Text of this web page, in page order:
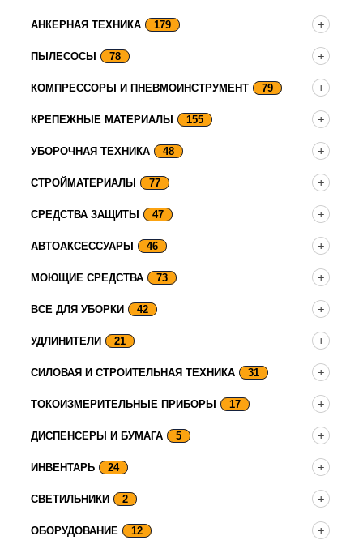
АНКЕРНАЯ ТЕХНИКА 179
ПЫЛЕСОСЫ 78
КОМПРЕССОРЫ И ПНЕВМОИНСТРУМЕНТ 79
КРЕПЕЖНЫЕ МАТЕРИАЛЫ 155
УБОРОЧНАЯ ТЕХНИКА 48
СТРОЙМАТЕРИАЛЫ 77
СРЕДСТВА ЗАЩИТЫ 47
АВТОАКСЕССУАРЫ 46
МОЮЩИЕ СРЕДСТВА 73
ВСЕ ДЛЯ УБОРКИ 42
УДЛИНИТЕЛИ 21
СИЛОВАЯ И СТРОИТЕЛЬНАЯ ТЕХНИКА 31
ТОКОИЗМЕРИТЕЛЬНЫЕ ПРИБОРЫ 17
ДИСПЕНСЕРЫ И БУМАГА 5
ИНВЕНТАРЬ 24
СВЕТИЛЬНИКИ 2
ОБОРУДОВАНИЕ 12